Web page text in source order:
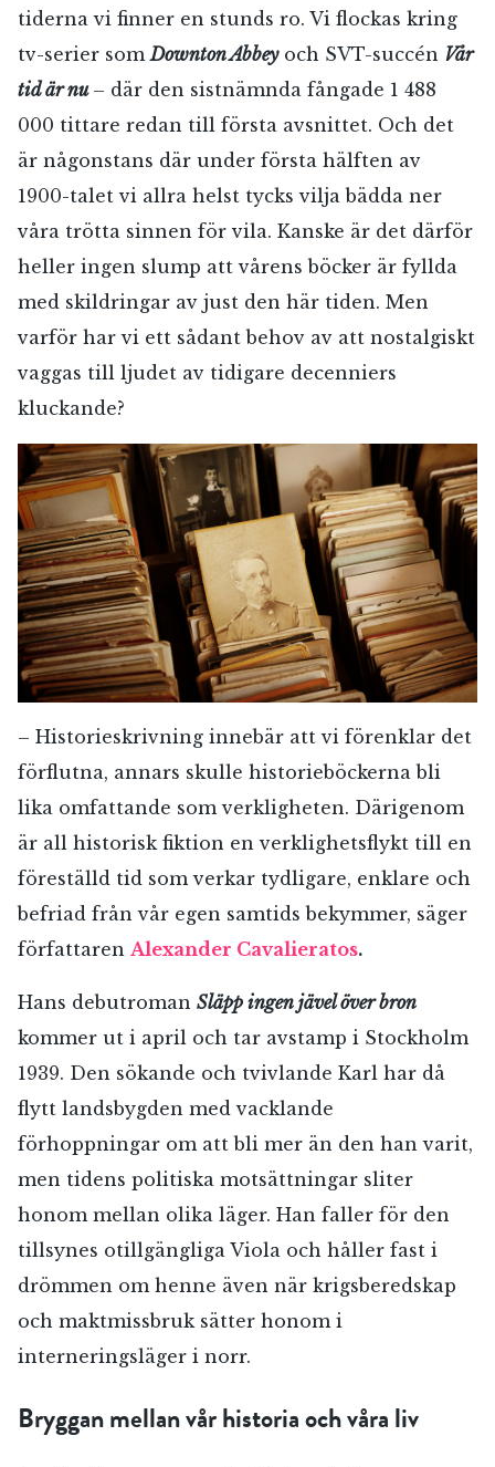
tiderna vi finner en stunds ro. Vi flockas kring
tv-serier somDownton Abbeyoch SVT-succén Vår
tid är nu – där den sistnämnda fångade 1 488
000 tittare redan till första avsnittet. Och det
är någonstans där under första hälften av
1900-talet vi allra helst tycks vilja bädda ner
våra trötta sinnen för vila. Kanske är det därför
heller ingen slump att vårens böcker är fyllda
med skildringar av just den här tiden. Men
varför har vi ett sådant behov av att nostalgiskt
vaggas till ljudet av tidigare decenniers
kluckande?
– Historieskrivning innebär att vi förenklar det
förflutna, annars skulle historieböckerna bli
lika omfattande som verkligheten. Därigenom
är all historisk fiktion en verklighetsflykt till en
föreställd tid som verkar tydligare, enklare och
befriad från vår egen samtids bekymmer, säger
författaren Alexander Cavalieratos.
Hans debutroman Släpp ingen jävel över bron
kommer ut i april och tar avstamp i Stockholm
1939. Den sökande och tvivlande Karl har då
flytt landsbygden med vacklande
förhoppningar om att bli mer än den han varit,
men tidens politiska motsättningar sliter
honom mellan olika läger. Han faller för den
tillsynes otillgängliga Viola och håller fast i
drömmen om henne även när krigsberedskap
och maktmissbruk sätter honom i
interneringsläger i norr.
Bryggan mellan vår historia och våra liv